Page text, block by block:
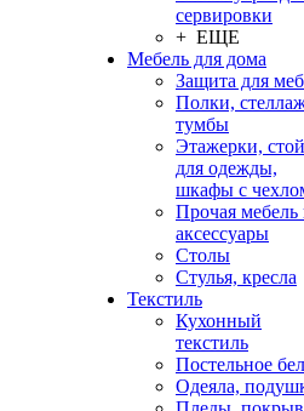
сервировки
+ ЕЩЕ
Мебель для дома
Защита для
Полки,
тумбы
Этажерки,
для одежды,
шкафы с
Прочая мебель
аксессуары
Столы
Стулья, кресла
Текстиль
Кухонный
текстиль
Постельное
Одеяла,